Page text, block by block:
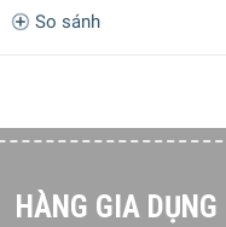
So sánh
HÀNG GIA